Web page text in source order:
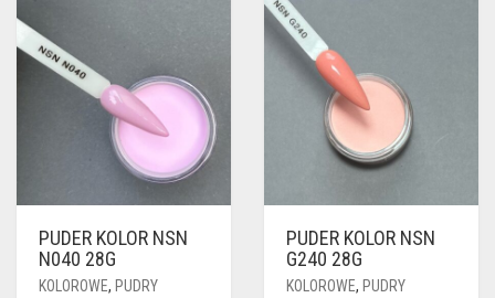
PUDER KOLOR NSN
N040 28G
KOLOROWE, PUDRY
PUDER KOLOR NSN
G240 28G
KOLOROWE, PUDRY